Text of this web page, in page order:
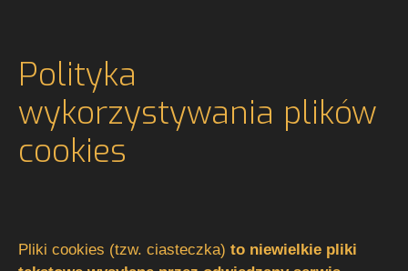
Polityka
wykorzystywania plików
cookies
Pliki cookies (tzw. ciasteczka) to niewielkie pliki